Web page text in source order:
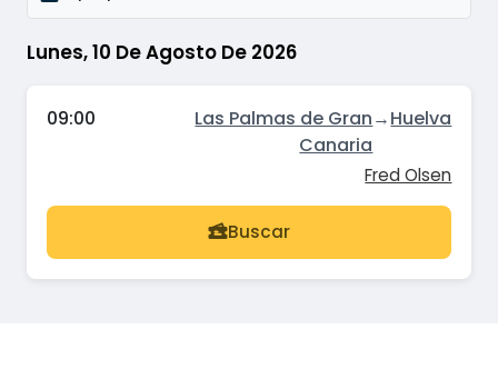
Lunes, 10 De Agosto De 2026
09:00
Las Palmas de Gran
Canaria
→Huelva
Fred Olsen
Buscar